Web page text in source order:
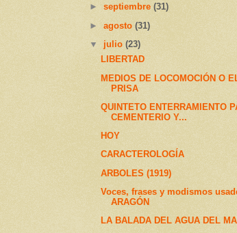
►septiembre(31)
►agosto(31)
▼ julio(23)
LIBERTAD
MEDIOS DE LOCOMOCIÓN O
PRISA
QUINTETO ENTERRAMIENTO
CEMENTERIO Y...
HOY
CARACTEROLOGÍA
ARBOLES (1919)
Voces, frases y modismos
ARAGÓN
LA BALADA DEL AGUA DEL